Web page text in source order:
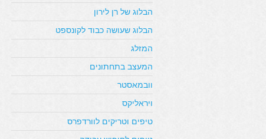
הבלוג של רן לירון
הבלוג שעושה כבוד לקונספט
המזלג
המעצב בתחתונים
וובמאסטר
ויראליקס
טיפים וטריקים לוורדפרס